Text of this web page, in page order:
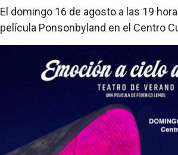
El domingo 16 de agosto a las 19
película Ponsonbyland en el Centro